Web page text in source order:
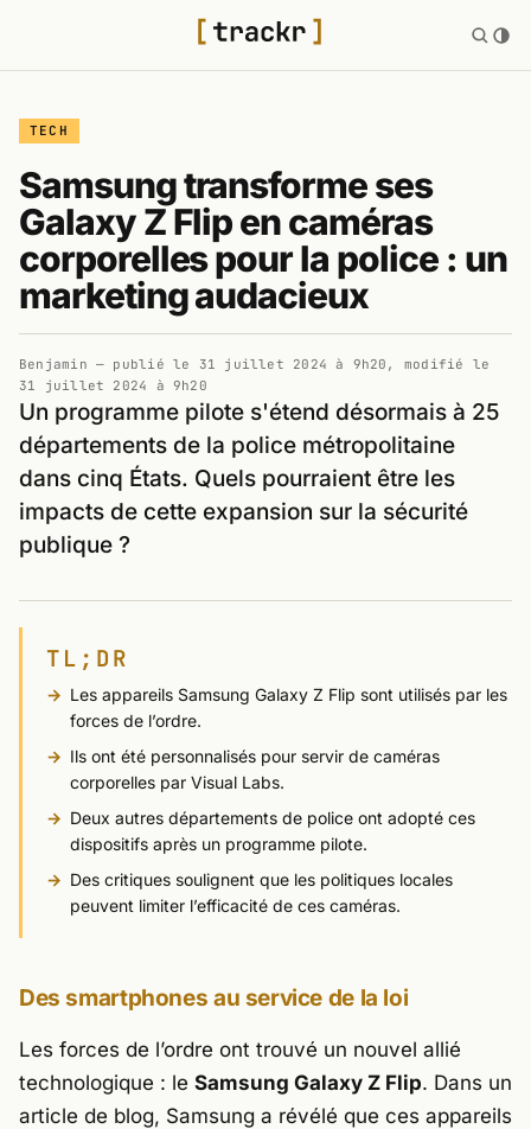
TECH
Samsung transforme ses
Galaxy Z Flip en caméras
corporelles pour la police : un
marketing audacieux
Benjamin — publié le 31 juillet 2024 à 9h20 , modifié le
31 juillet 2024 à 9h20
Un programme pilote s'étend désormais à 25
départements de la police métropolitaine
dans cinq États. Quels pourraient être les
impacts de cette expansion sur la sécurité
publique ?
TL;DR
Les appareils Samsung Galaxy Z Flip sont utilisés par les
forces de l’ordre.
Ils ont été personnalisés pour servir de caméras
corporelles par Visual Labs.
Deux autres départements de police ont adopté ces
dispositifs après un programme pilote.
Des critiques soulignent que les politiques locales
peuvent limiter l’efficacité de ces caméras.
Des smartphones au service de la loi
Les forces de l’ordre ont trouvé un nouvel allié
technologique : le Samsung Galaxy Z Flip. Dans un
article de blog, Samsung a révélé que ces appareils